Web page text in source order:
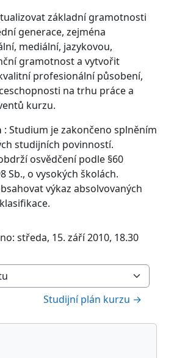
základní gramotnosti
generace, zejména
mediální, jazykovou,
gramotnost a vytvořit
profesionální působení,
na trhu práce a
kurzu.
: Studium je zakončeno splněním
studijních povinností.
osvědčení podle §60
Sb., o vysokých školách.
výkaz absolvovaných
středa, 15. září 2010, 18.30
Studijní plán kurzu →